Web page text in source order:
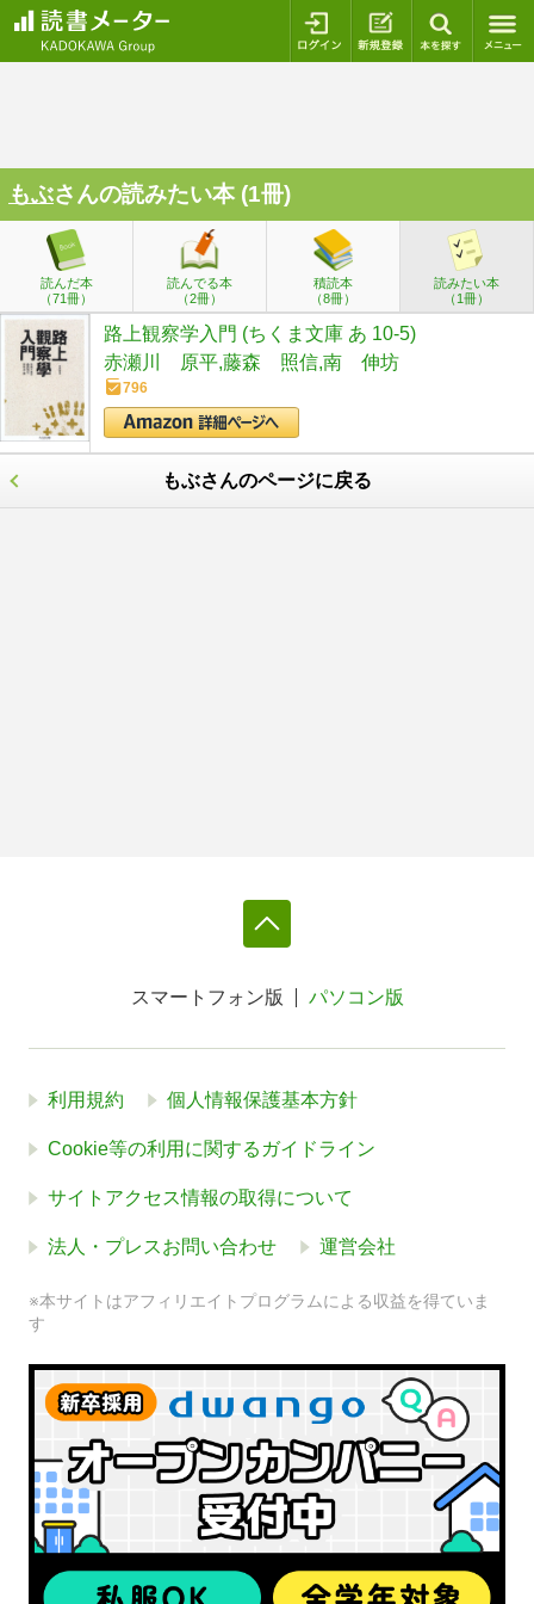
ログイン 新規登録
もぶさんの読みたい本 (1冊)
読んだ本
（71冊）
読んでる本
（2冊）
積読本
（8冊）
読みたい本
（1冊）
路上観察学入門 (ちくま文庫 あ 10-5)
赤瀬川 原平,藤森 照信,南 伸坊
796
もぶさんのページに戻る
スマートフォン版 パソコン版
利用規約 個人情報保護基本方針
Cookie等の利用に関するガイドライン
サイトアクセス情報の取得について
法人・プレスお問い合わせ 運営会社
※本サイトはアフィリエイトプログラムによる収益を得ていま
す